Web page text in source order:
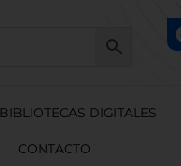
BIBLIOTECAS DIGITALES
CONTACTO